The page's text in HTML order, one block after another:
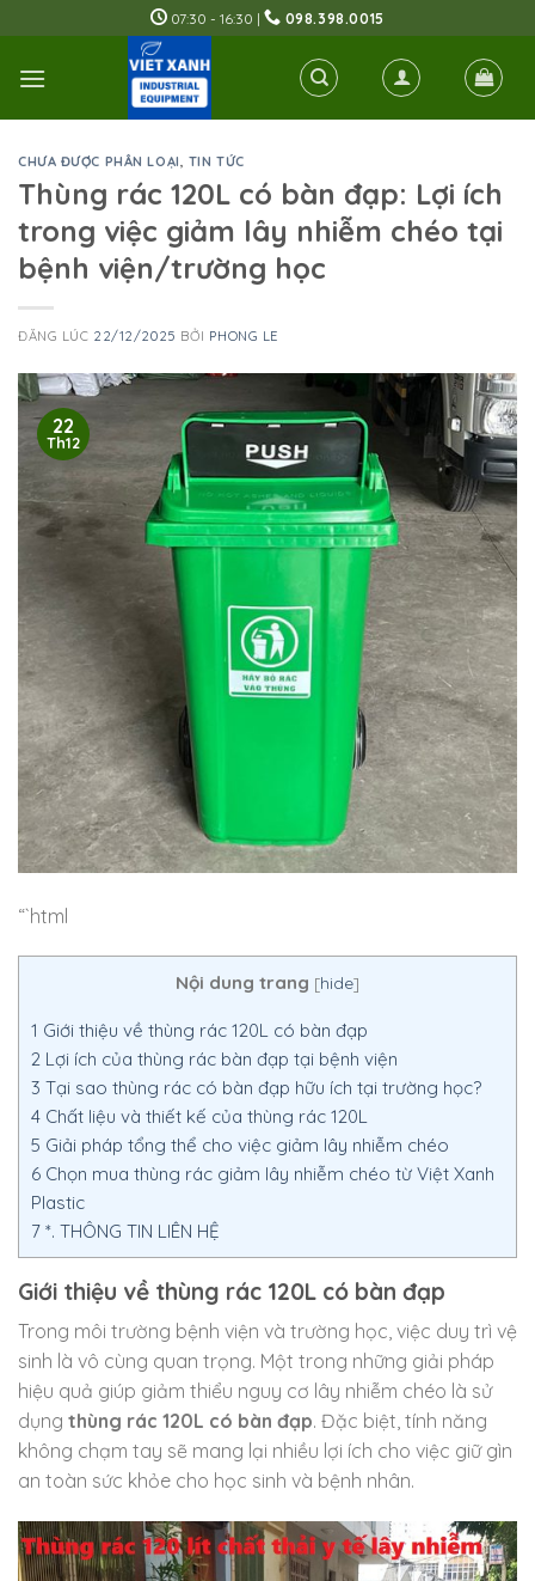
to
content
07:30 - 16:30 | 098.398.0015
CHƯA ĐƯỢC PHÂN LOẠI, TIN TỨC
Thùng rác 120L có bàn đạp: Lợi ích
trong việc giảm lây nhiễm chéo tại
bệnh viện/trường học
ĐĂNG LÚC 22/12/2025 BỞI PHONG LE
22
Th12
“`html
Nội dung trang [hide]
1 Giới thiệu về thùng rác 120L có bàn đạp
2 Lợi ích của thùng rác bàn đạp tại bệnh viện
3 Tại sao thùng rác có bàn đạp hữu ích tại trường học?
4 Chất liệu và thiết kế của thùng rác 120L
5 Giải pháp tổng thể cho việc giảm lây nhiễm chéo
6 Chọn mua thùng rác giảm lây nhiễm chéo từ Việt Xanh
Plastic
7 *. THÔNG TIN LIÊN HỆ
Giới thiệu về thùng rác 120L có bàn đạp
Trong môi trường bệnh viện và trường học, việc duy trì vệ
sinh là vô cùng quan trọng. Một trong những giải pháp
hiệu quả giúp giảm thiểu nguy cơ lây nhiễm chéo là sử
dụng thùng rác 120L có bàn đạp. Đặc biệt, tính năng
không chạm tay sẽ mang lại nhiều lợi ích cho việc giữ gìn
an toàn sức khỏe cho học sinh và bệnh nhân.